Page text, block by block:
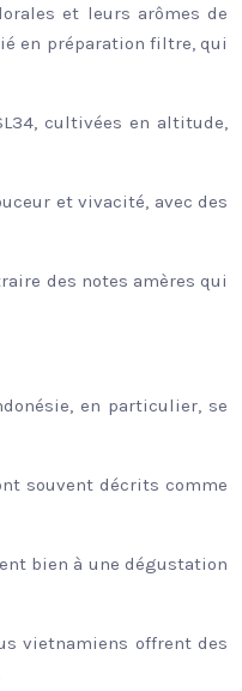
et leurs arômes de
en préparation filtre, qui
cultivées en altitude,
et vivacité, avec des
des notes amères qui
en particulier, se
souvent décrits comme
bien à une dégustation
vietnamiens offrent des